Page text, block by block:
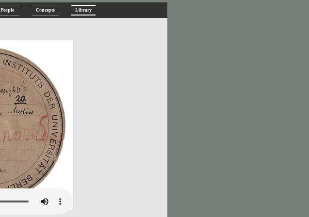
People Concepts Library